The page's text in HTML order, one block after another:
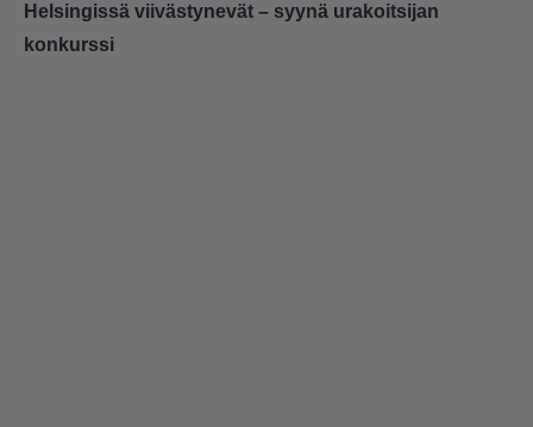
Helsingissä viivästynevät – syynä urakoitsijan
konkurssi